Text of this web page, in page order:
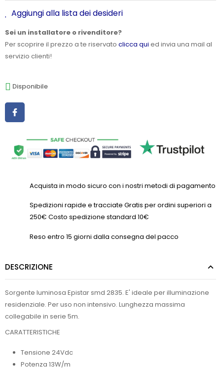
Aggiungi alla lista dei desideri
Sei un installatore o rivenditore?
Per scoprire il prezzo a te riservato clicca qui ed invia una mail al
servizio clienti!
Disponibile
Acquista in modo sicuro con i nostri metodi di pagamento
Spedizioni rapide e tracciate Gratis per ordini superiori a
250€ Costo spedizione standard 10€
Reso entro 15 giorni dalla consegna del pacco
DESCRIZIONE
Sorgente luminosa Epistar smd 2835. E' ideale per illuminazione
residenziale. Per uso non intensivo. Lunghezza massima
collegabile in serie 5m.
CARATTERISTICHE
Tensione 24Vdc
Potenza 13W/m